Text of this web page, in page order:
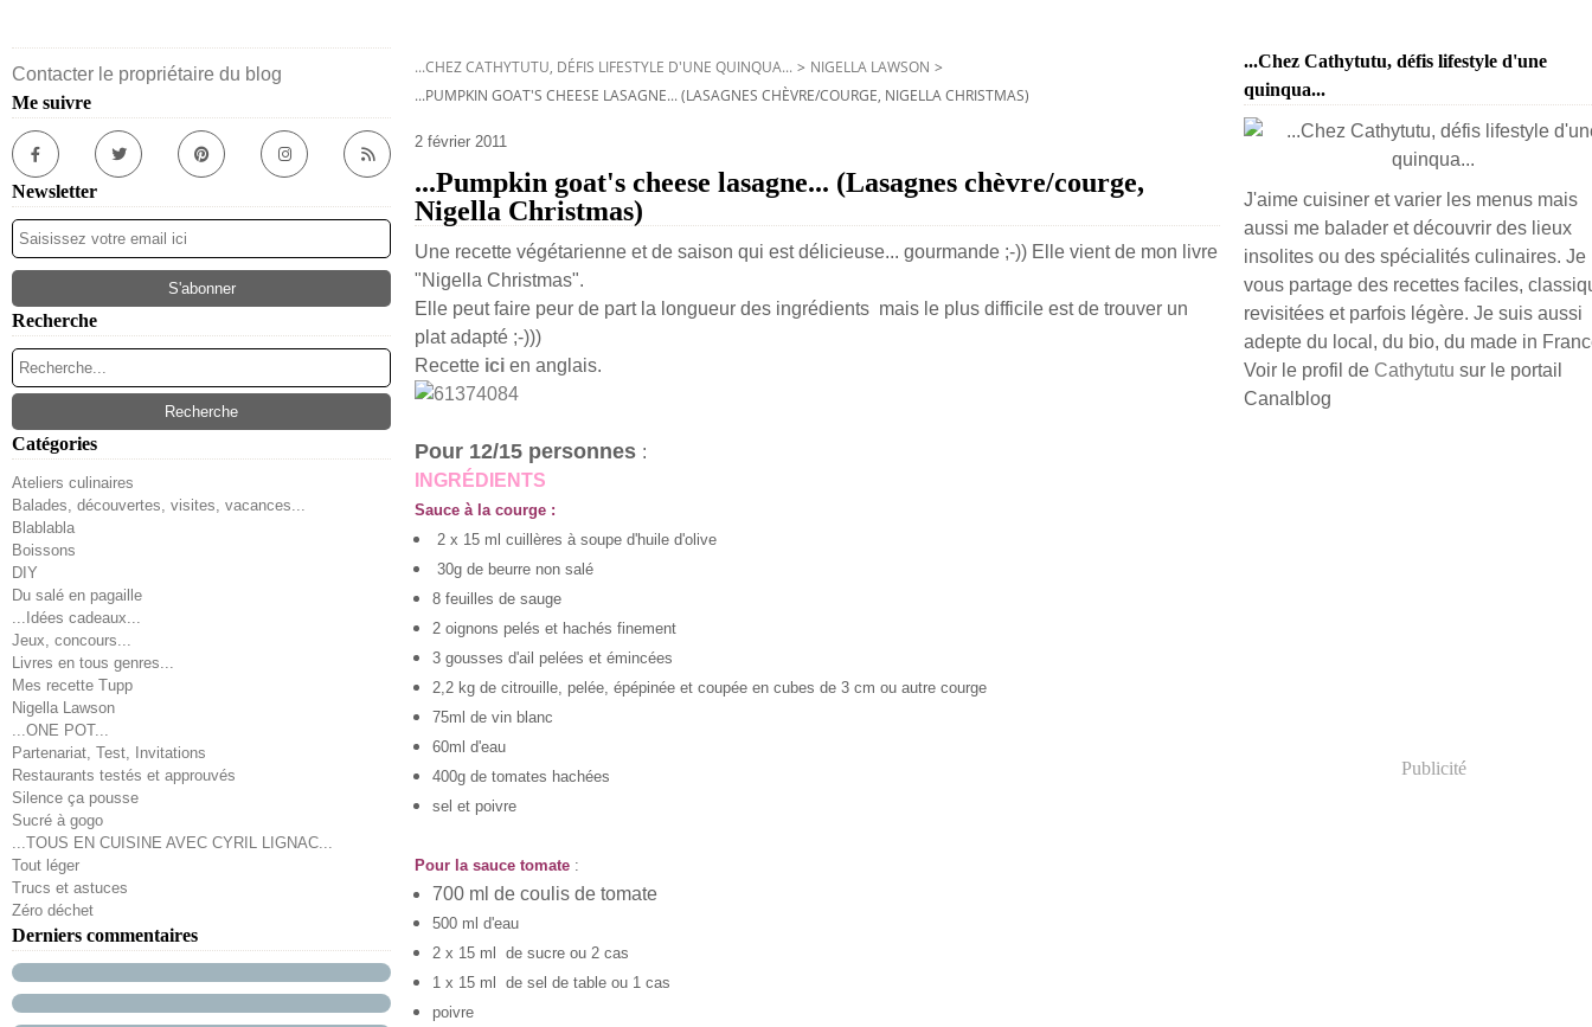
Contacter le propriétaire du blog
Me suivre
Newsletter
Recherche
Catégories
Ateliers culinaires
Balades, découvertes, visites, vacances...
Blablabla
Boissons
DIY
Du salé en pagaille
...Idées cadeaux...
Jeux, concours...
Livres en tous genres...
Mes recette Tupp
Nigella Lawson
...ONE POT...
Partenariat, Test, Invitations
Restaurants testés et approuvés
Silence ça pousse
Sucré à gogo
...TOUS EN CUISINE AVEC CYRIL LIGNAC...
Tout léger
Trucs et astuces
Zéro déchet
Derniers commentaires
...CHEZ CATHYTUTU, DÉFIS LIFESTYLE D'UNE QUINQUA... > NIGELLA LAWSON >
...PUMPKIN GOAT'S CHEESE LASAGNE... (LASAGNES CHÈVRE/COURGE, NIGELLA CHRISTMAS)
2 février 2011
...Pumpkin goat's cheese lasagne... (Lasagnes chèvre/courge,
Nigella Christmas)
Une recette végétarienne et de saison qui est délicieuse... gourmande ;-)) Elle vient de mon livre
"Nigella Christmas".
Elle peut faire peur de part la longueur des ingrédients mais le plus difficile est de trouver un
plat adapté ;-)))
Recette ici en anglais.
Pour 12/15 personnes :
INGRÉDIENTS
Sauce à la courge :
2 x 15 ml cuillères à soupe d'huile d'olive
30g de beurre non salé
8 feuilles de sauge
2 oignons pelés et hachés finement
3 gousses d'ail pelées et émincées
2,2 kg de citrouille, pelée, épépinée et coupée en cubes de 3 cm ou autre courge
75ml de vin blanc
60ml d'eau
400g de tomates hachées
sel et poivre
Pour la sauce tomate :
700 ml de coulis de tomate
500 ml d'eau
2 x 15 ml de sucre ou 2 cas
1 x 15 ml de sel de table ou 1 cas
poivre
...Chez Cathytutu, défis lifestyle d'une
quinqua...
J'aime cuisiner et varier les menus mais
aussi me balader et découvrir des lieux
insolites ou des spécialités culinaires. Je
vous partage des recettes faciles,
revisitées et parfois légère. Je suis aussi
adepte du local, du bio, du made in
Voir le profil de Cathytutu sur le portail
Canalblog
Publicité